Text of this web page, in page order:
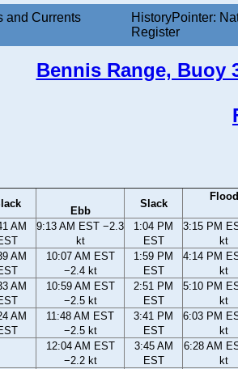
and Currents
HistoryPointer:
Register
Bennis Range, Buoy
Ebb
Slack
Flood
AM
9:13 AM EST −2.3
kt
1:04 PM
EST
3:15 PM
kt
AM
10:07 AM EST
−2.4 kt
1:59 PM
EST
4:14 PM
kt
AM
10:59 AM EST
−2.5 kt
2:51 PM
EST
5:10 PM
kt
AM
11:48 AM EST
−2.5 kt
3:41 PM
EST
6:03 PM
kt
12:04 AM EST
−2.2 kt
3:45 AM
EST
6:28 AM
kt